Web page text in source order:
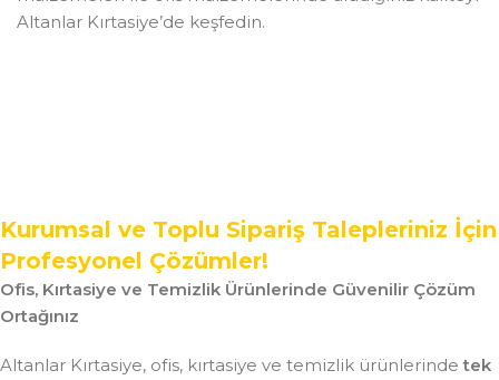
Altanlar Kırtasiye’de keşfedin.
Kurumsal ve Toplu Sipariş Talepleriniz İçin
Profesyonel Çözümler!
Ofis, Kırtasiye ve Temizlik Ürünlerinde Güvenilir Çözüm
Ortağınız
Altanlar Kırtasiye, ofis, kırtasiye ve temizlik ürünlerindetek